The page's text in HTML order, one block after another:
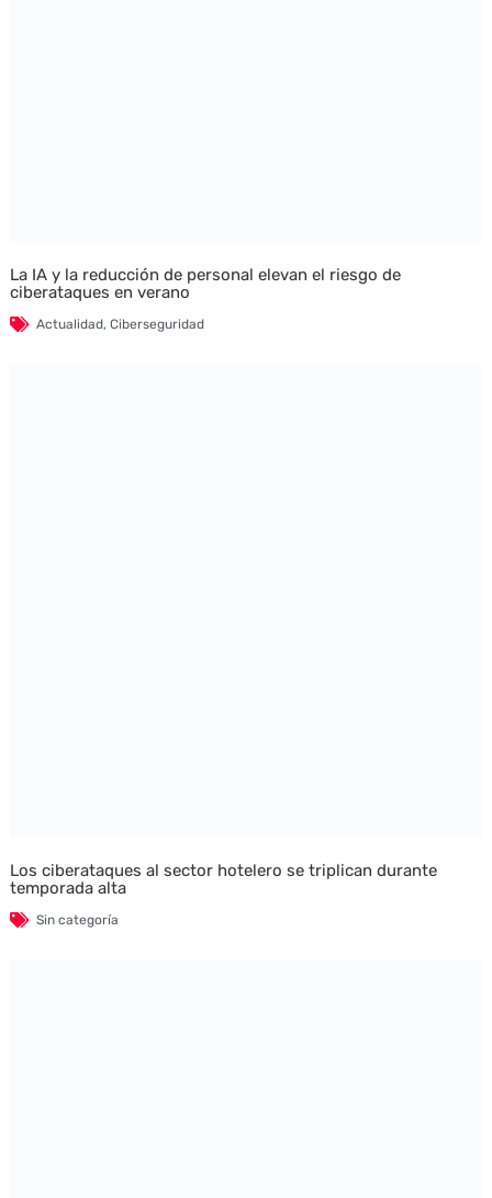
La IA y la reducción de personal elevan el riesgo de
ciberataques en verano
Actualidad, Ciberseguridad
Los ciberataques al sector hotelero se triplican durante
temporada alta
Sin categoría